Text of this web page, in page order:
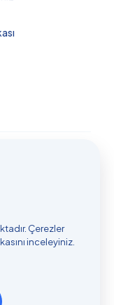
bir
Çerezler
inceleyiniz.